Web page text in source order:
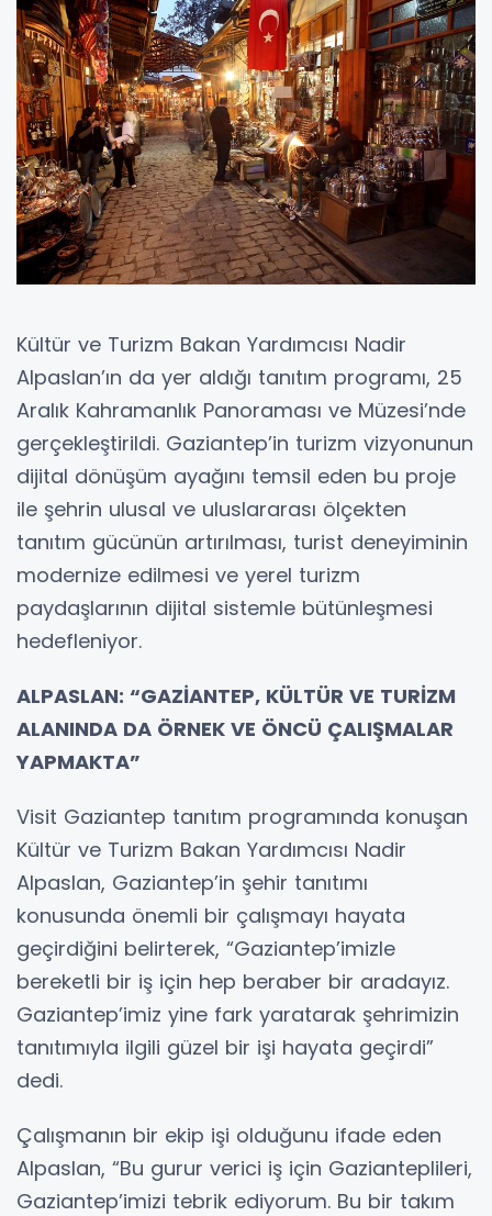
Kültür ve Turizm Bakan Yardımcısı Nadir
Alpaslan’ın da yer aldığı tanıtım programı, 25
Aralık Kahramanlık Panoraması ve Müzesi’nde
gerçekleştirildi. Gaziantep’in turizm vizyonunun
dijital dönüşüm ayağını temsil eden bu proje
ile şehrin ulusal ve uluslararası ölçekten
tanıtım gücünün artırılması, turist deneyiminin
modernize edilmesi ve yerel turizm
paydaşlarının dijital sistemle bütünleşmesi
hedefleniyor.
ALPASLAN: “GAZİANTEP, KÜLTÜR VE TURİZM
ALANINDA DA ÖRNEK VE ÖNCÜ ÇALIŞMALAR
YAPMAKTA”
Visit Gaziantep tanıtım programında konuşan
Kültür ve Turizm Bakan Yardımcısı Nadir
Alpaslan, Gaziantep’in şehir tanıtımı
konusunda önemli bir çalışmayı hayata
geçirdiğini belirterek, “Gaziantep’imizle
bereketli bir iş için hep beraber bir aradayız.
Gaziantep’imiz yine fark yaratarak şehrimizin
tanıtımıyla ilgili güzel bir işi hayata geçirdi”
dedi.
Çalışmanın bir ekip işi olduğunu ifade eden
Alpaslan, “Bu gurur verici iş için Gazianteplileri,
Gaziantep’imizi tebrik ediyorum. Bu bir takım